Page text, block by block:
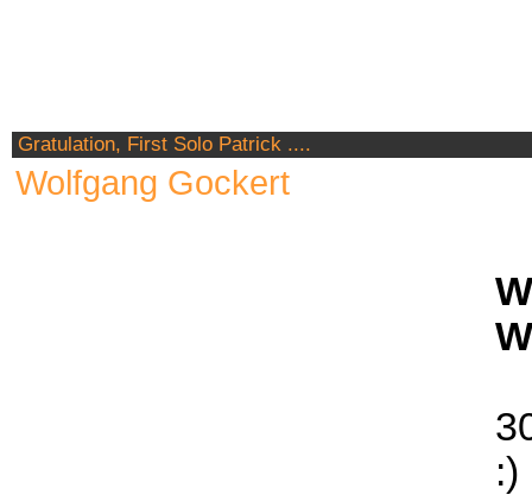
Gratulation, First Solo Patrick ....
Wolfgang Gockert
:)